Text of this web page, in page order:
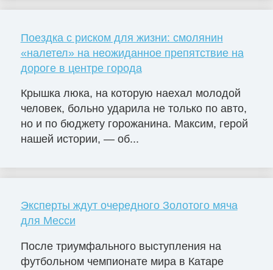
Поездка с риском для жизни: смолянин
«налетел» на неожиданное препятствие на
дороге в центре города
Крышка люка, на которую наехал молодой
человек, больно ударила не только по авто,
но и по бюджету горожанина. Максим, герой
нашей истории, — об...
Эксперты ждут очередного Золотого мяча
для Месси
После триумфального выступления на
футбольном чемпионате мира в Катаре